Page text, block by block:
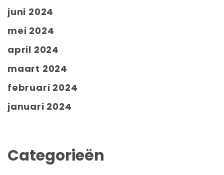
juni 2024
mei 2024
april 2024
maart 2024
februari 2024
januari 2024
Categorieën